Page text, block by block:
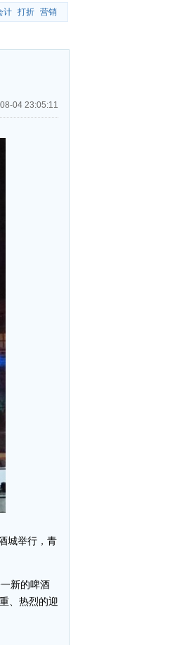
计 打折 营销
04 23:05:11
城举行，青
新的啤酒
、热烈的迎